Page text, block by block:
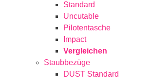
Standard
Uncutable
Pilotentasche
Impact
Vergleichen
Staubbezüge
DUST Standard